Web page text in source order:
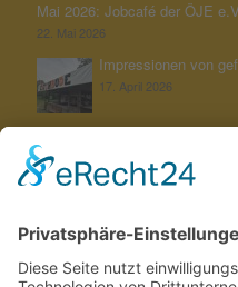
Mai 2026: Jobcafé der ÖJE
22. Mai 2026
Impressionen von
17. April 2026
Unterstützung der
„Schöpfung bewahren“
22. Februar 2026
12. Februar 2026